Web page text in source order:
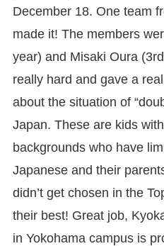
December 18. One team
made it! The members
year) and Misaki Oura
really hard and gave a
about the situation of
Japan. These are kids
backgrounds who have
Japanese and their
didn’t get chosen in the
their best! Great job,
in Yokohama campus is